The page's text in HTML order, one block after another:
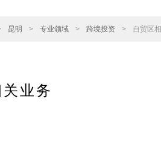
昆明 > 专业领域 > 跨境投资 > 自贸区
业务